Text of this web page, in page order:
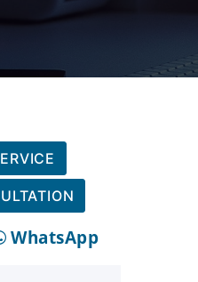
WhatsApp